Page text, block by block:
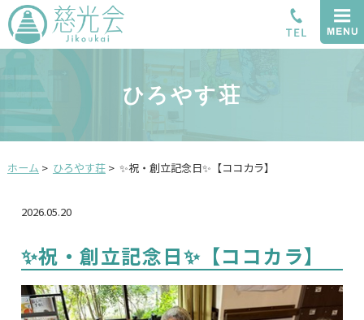
ひろやす荘
ホーム > ひろやす荘> ✨祝・創立記念日✨【ココカラ】
2026.05.20
✨祝・創立記念日✨【ココカラ】